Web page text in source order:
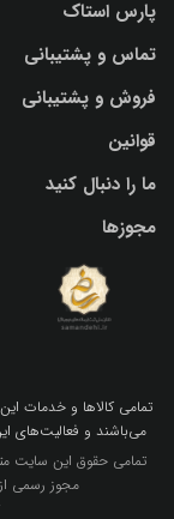
پارس استاک
خرید عکس با کیفیت
درباره ما
پرسش و پاسخ
اشتراک / تمدید
بلاگ پارس استاک
نکات و ترفندهای
تماس و پشتیبانی
تماس با ما
فروش و پشتیبانی
(IR) 021 28428845
support@parsstock.ir
قوانین
شرایط استفاده از وب
سیاست حفظ حریم
ما را دنبال کنید
مجوزها
تمامي كالاها و خدمات
مي‌باشند و فعاليت‌هاي
تمامی حقوق این سایت
مجوز رسمی